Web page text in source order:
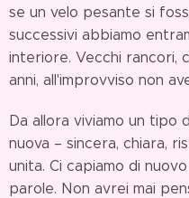
se un velo pesante si
successivi abbiamo
interiore. Vecchi rancori,
anni, all'improvviso non
Da allora viviamo un tipo
nuova – sincera, chiara,
unita. Ci capiamo di
parole. Non avrei mai